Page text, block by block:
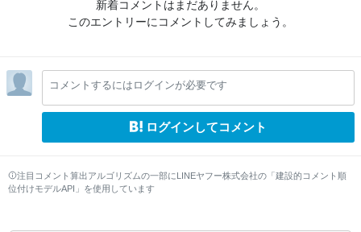
新着コメントはまだありません。
このエントリーにコメントしてみましょう。
コメントするにはログインが必要です
ログインしてコメント
注目コメント算出アルゴリズムの一部にLINEヤフー株式会社の「建設的コメント順
位付けモデルAPI」を使用しています